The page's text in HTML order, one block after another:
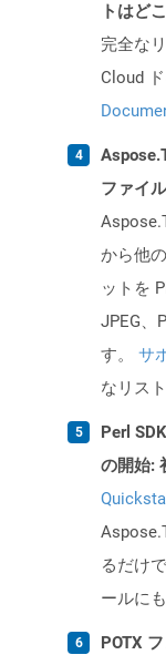
トはど
完全な
Cloud
ファイ
から他
ットを
JPEG、
す。 サ
なリス
Perl
の開始:
るだけ
ールに
POTX